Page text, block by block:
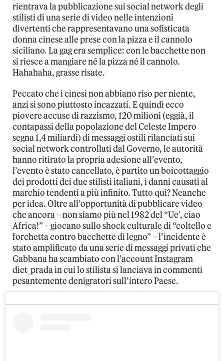
rientrava la pubblicazione sui social network degli
stilisti di una serie di video nelle intenzioni
divertenti che rappresentavano una sofisticata
donna cinese alle prese con la pizza e il cannolo
siciliano. La gag era semplice: con le bacchette non
si riesce a mangiare né la pizza né il cannolo.
Hahahaha, grasse risate.
Peccato che i cinesi non abbiano riso per niente,
anzi si sono piuttosto incazzati. E quindi ecco
piovere accuse di razzismo, 120 milioni (eggià, il
contapassi della popolazione del Celeste Impero
segna 1,4 miliardi) di messaggi ostili rilanciati sui
social network controllati dal Governo, le autorità
hanno ritirato la propria adesione all’evento,
l’evento è stato cancellato, è partito un boicottaggio
dei prodotti dei due stilisti italiani, i danni causati al
marchio tendenti a più infinito. Tutto qui? Neanche
per idea. Oltre all’opportunità di pubblicare video
che ancora – non siamo più nel 1982 del “Ue’, ciao
Africa!” – giocano sullo shock culturale di “coltello e
forchetta contro bacchette di legno” – l’incidente è
stato amplificato da una serie di messaggi privati che
Gabbana ha scambiato con l’account Instagram
diet_prada in cui lo stilista si lanciava in commenti
pesantemente denigratori sull’intero Paese.